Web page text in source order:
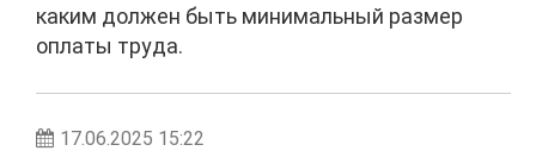
каким должен быть минимальный размер
оплаты труда.
17.06.2025 15:22